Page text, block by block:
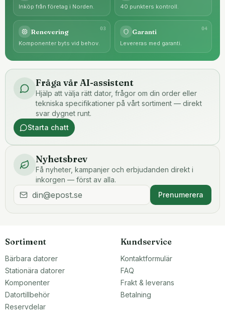
Inköp från företag i Norden. 40 punkters kontroll.
03
Renovering
Komponenter byts vid behov.
04
Garanti
Levereras med garanti.
Fråga vår AI-assistent
Hjälp att välja rätt dator, frågor om din order eller
tekniska specifikationer på vårt sortiment — direkt
svar dygnet runt.
Starta chatt
Nyhetsbrev
Få nyheter, kampanjer och erbjudanden direkt i
inkorgen — först av alla.
Prenumerera
Sortiment
Bärbara datorer
Stationära datorer
Komponenter
Datortillbehör
Reservdelar
Kundservice
Kontaktformulär
FAQ
Frakt & leverans
Betalning